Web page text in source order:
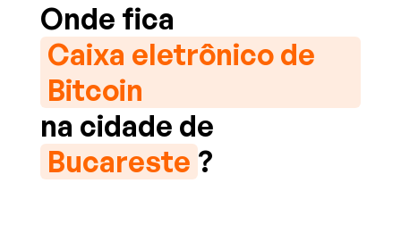
Onde fica
Caixa eletrônico de
Bitcoin
na cidade de
Bucareste ?